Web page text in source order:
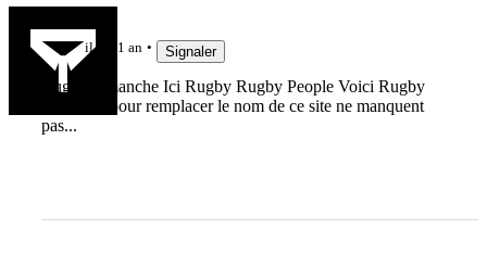
il y a 1 an Signaler
Rugby dimanche Ici Rugby Rugby People Voici Rugby
Les idées pour remplacer le nom de ce site ne manquent
pas...